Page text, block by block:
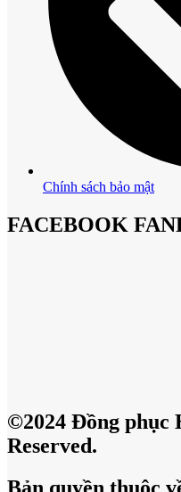
Chính sách bảo mật
FACEBOOK
©2024 Đồng phục
Reserved.